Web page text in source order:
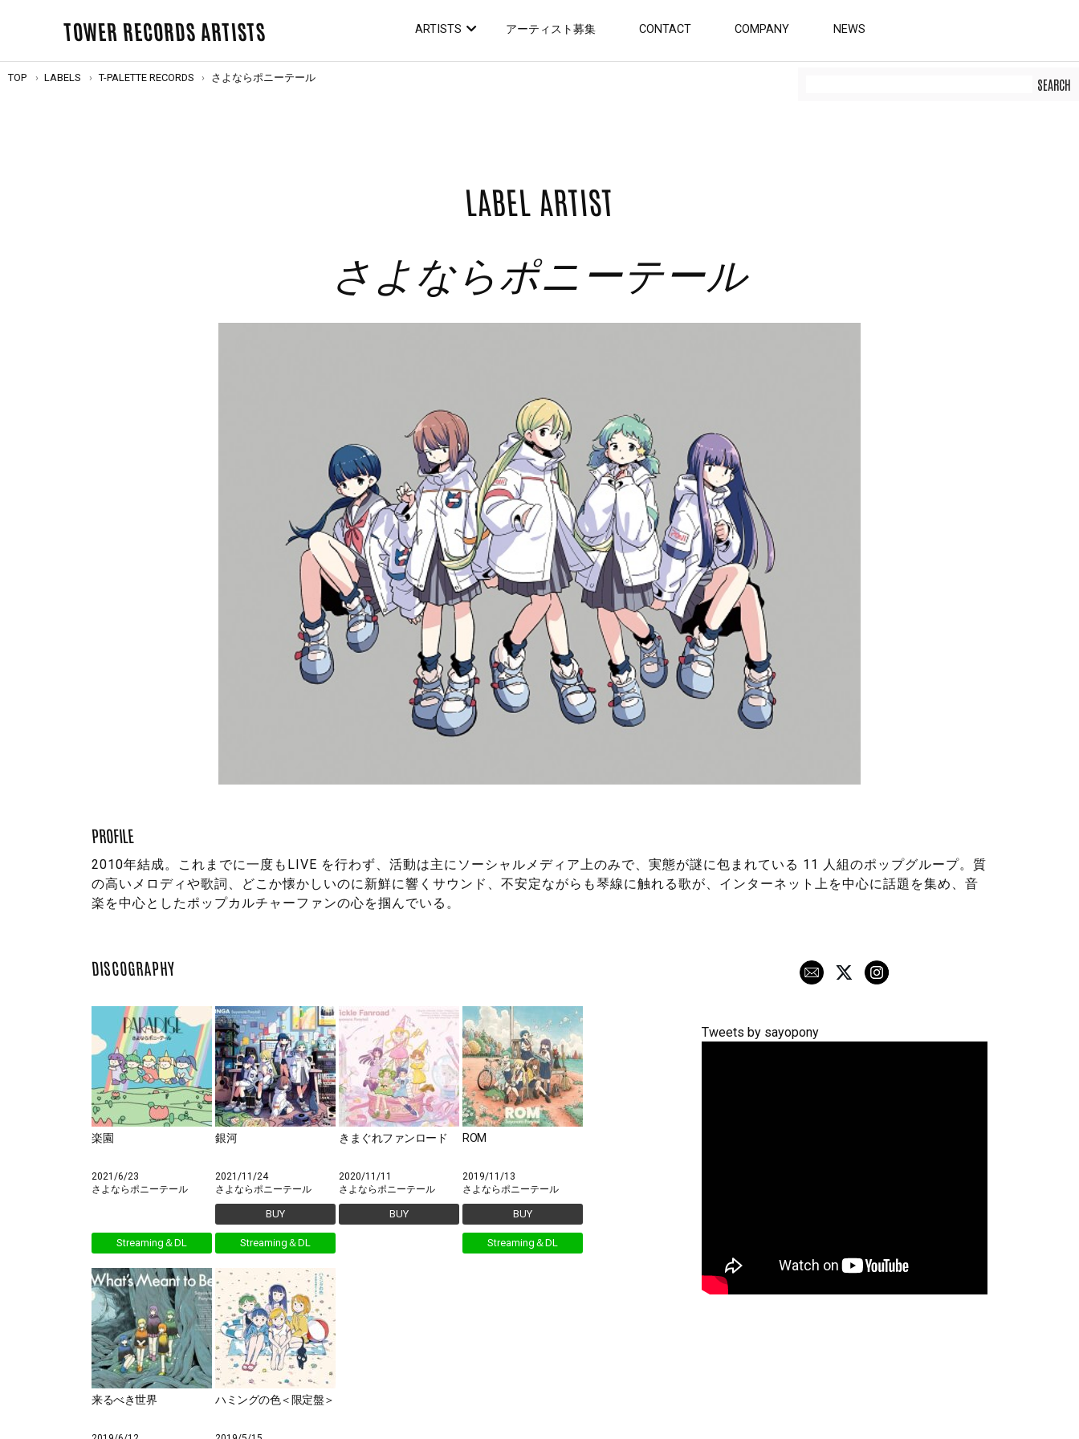
TOWER RECORDS ARTISTS ARTISTS アーティスト募集 CONTACT COMPANY NEWS
TOP LABELS T-PALETTE RECORDS さよならポニーテール
LABEL ARTIST
さよならポニーテール
PROFILE
2010年結成。これまでに一度もLIVE を行わず、活動は主にソーシャルメディア上のみで、実態が謎に包まれている 11 人組のポップグループ。質
の高いメロディや歌詞、どこか懐かしいのに新鮮に響くサウンド、不安定ながらも琴線に触れる歌が、インターネット上を中心に話題を集め、音
楽を中心としたポップカルチャーファンの心を掴んでいる。
DISCOGRAPHY
楽園
2021/6/23
さよならポニーテール
Streaming＆DL
銀河
2021/11/24
さよならポニーテール
BUY
Streaming＆DL
きまぐれファンロード
2020/11/11
さよならポニーテール
BUY
ROM
2019/11/13
さよならポニーテール
BUY
Streaming＆DL
来るべき世界 ハミングの色＜限定盤＞
Tweets by sayopony